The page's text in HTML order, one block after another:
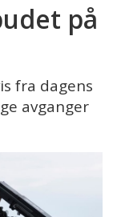
på
fra dagens
avganger